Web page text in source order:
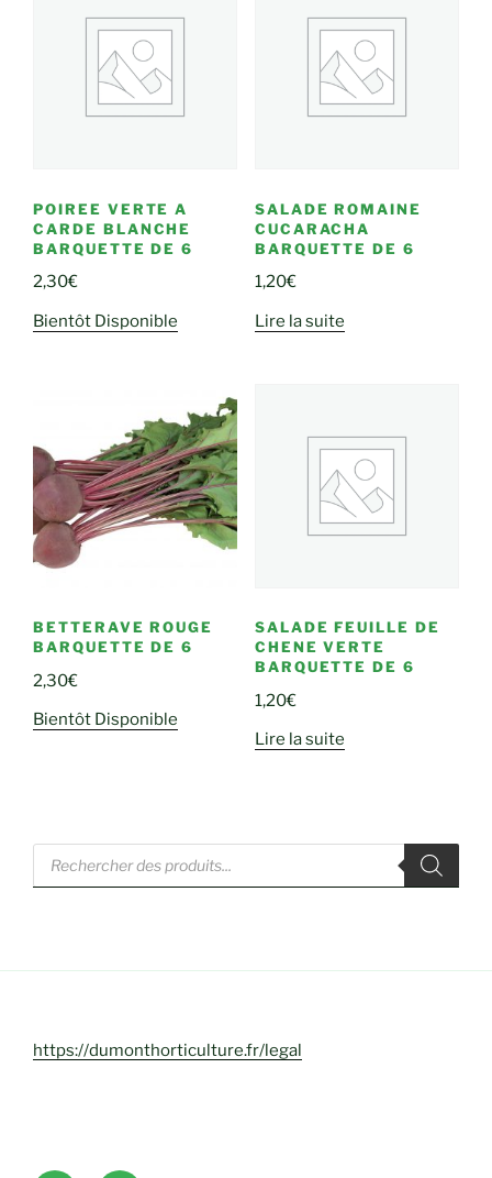
POIREE VERTE A
CARDE BLANCHE
BARQUETTE DE 6
2,30€
Bientôt Disponible
SALADE ROMAINE
CUCARACHA
BARQUETTE DE 6
1,20€
Lire la suite
BETTERAVE ROUGE
BARQUETTE DE 6
2,30€
Bientôt Disponible
SALADE FEUILLE DE
CHENE VERTE
BARQUETTE DE 6
1,20€
Lire la suite
Recherche
produits
https://dumonthorticulture.fr/legal